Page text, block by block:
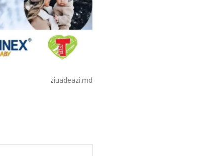
ziuadeazi.md